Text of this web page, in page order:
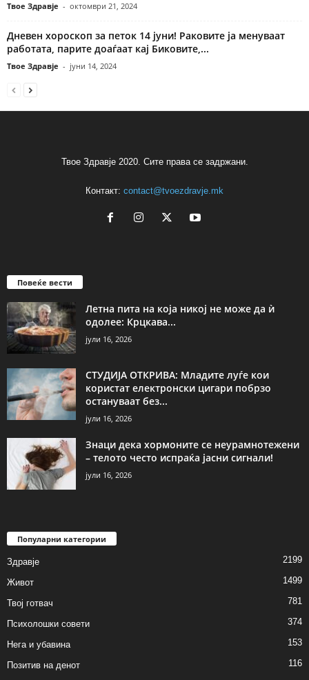
Твое Здравје - октомври 21, 2024
Дневен хороскоп за петок 14 јуни! Раковите ја менуваат
работата, парите доаѓаат кај Биковите,...
Твое Здравје - јуни 14, 2024
Твое Здравје 2020. Сите права се задржани.
Контакт: contact@tvoezdravje.mk
Повеќе вести
Летна пита на која никој не може да ѝ
одолее: Крцкава...
јули 16, 2026
СТУДИЈА ОТКРИВА: Младите луѓе кои
користат електронски цигари побрзо
остануваат без...
јули 16, 2026
Знаци дека хормоните се неурамнотежени
– телото често испраќа јасни сигнали!
јули 16, 2026
Популарни категории
Здравје 2199
Живот 1499
Твој готвач 781
Психолошки совети 374
Нега и убавина 153
Позитив на денот
116